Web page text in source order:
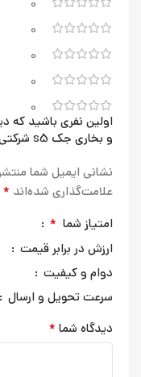
0
0
0
0
0
اولین نفری باشید که
و بخاری جک s5 شرکتی”
نشانی ایمیل شما
علامت‌گذاری شده‌اند *
امتیاز شما *
ارزش در برابر قیمت
دوام و کیفیت
سرعت تحویل و ارسال
دیدگاه شما *